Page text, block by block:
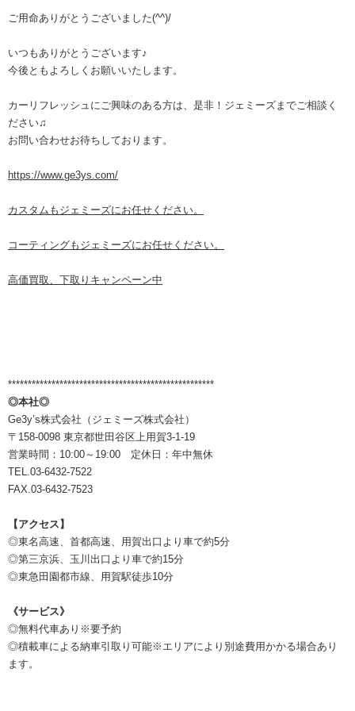
ご用命ありがとうございました(^^)/
いつもありがとうございます♪
今後ともよろしくお願いいたします。
カーリフレッシュにご興味のある方は、是非！ジェミーズまでご相談く
ださい♫
お問い合わせお待ちしております。
https://www.ge3ys.com/
カスタムもジェミーズにお任せください。
コーティングもジェミーズにお任せください。
高価買取、下取りキャンペーン中
****************************************************
◎本社◎
Ge3y’s株式会社（ジェミーズ株式会社）
〒158-0098 東京都世田谷区上用賀3-1-19
営業時間：10:00～19:00 定休日：年中無休
TEL.03-6432-7522
FAX.03-6432-7523
【アクセス】
◎東名高速、首都高速、用賀出口より車で約5分
◎第三京浜、玉川出口より車で約15分
◎東急田園都市線、用賀駅徒歩10分
《サービス》
◎無料代車あり※要予約
◎積載車による納車引取り可能※エリアにより別途費用かかる場合あり
ます。